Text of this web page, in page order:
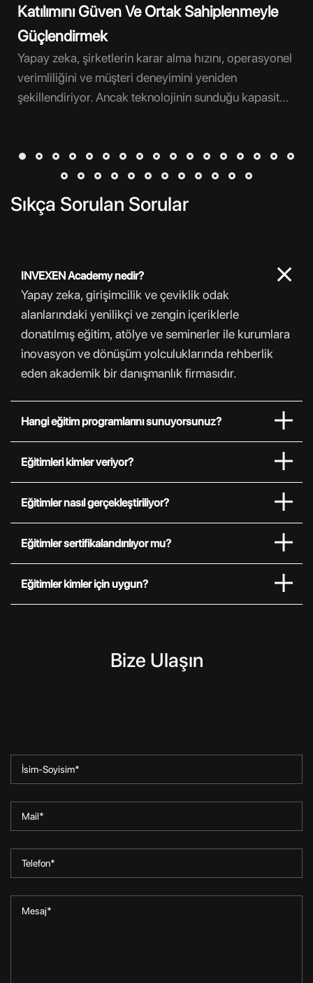
dışında kalmasıdır. Katılım tasarımı bu operasyonel
engelleri görünür hale getirmediğinde, ilk
Katılımını Güven Ve Ortak Sahiplenmeyle
Güçlendirmek
Yapay zeka, şirketlerin karar alma hızını, operasyonel
verimliliğini ve müşteri deneyimini yeniden
şekillendiriyor. Ancak teknolojinin sunduğu kapasite
anlamasına, kendi rolüyle ilişkilendirmesine ve sürece
aktif katkı sunmasına bağlıdır. Bu nedenle çalışan
katılımı, yapay zeka dönüşümünün iletişim adımı
değil, temel uygulama altyapısıdır. Şirketler çoğu
hedeflerine odaklanırken insan boyutunu daha
sonraki aşamalara bırakır. Bu yaklaşım, iş kaybı
endişesi, veri kullanımına ilişkin kuşku, rol belirsizliği
ve öğrenme baskısı gibi kaygıların büyümesine yol
açabilir. Çalışanların dahil olmadığı bir dönüşüm,
teknik olarak tamamlanmış görünse
Sıkça Sorulan Sorular
INVEXEN Academy nedir?
Yapay zeka, girişimcilik ve çeviklik odak
alanlarındaki yenilikçi ve zengin içeriklerle
donatılmış eğitim, atölye ve seminerler ile kurumlara
inovasyon ve dönüşüm yolculuklarında rehberlik
eden akademik bir danışmanlık firmasıdır.
Hangi eğitim programlarını sunuyorsunuz?
Eğitimleri kimler veriyor?
Eğitimler nasıl gerçekleştiriliyor?
Eğitimler sertifikalandırılıyor mu?
Eğitimler kimler için uygun?
Bize Ulaşın